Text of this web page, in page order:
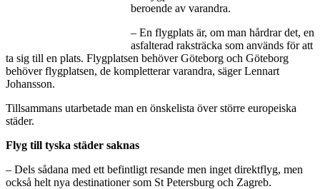
beroende av varandra.
– En flygplats är, om man hårdrar det, en
asfalterad raksträcka som används för att
ta sig till en plats. Flygplatsen behöver Göteborg och Göteborg
behöver flygplatsen, de kompletterar varandra, säger Lennart
Johansson.
Tillsammans utarbetade man en önskelista över större europeiska
städer.
Flyg till tyska städer saknas
– Dels sådana med ett befintligt resande men inget direktflyg, men
också helt nya destinationer som St Petersburg och Zagreb.